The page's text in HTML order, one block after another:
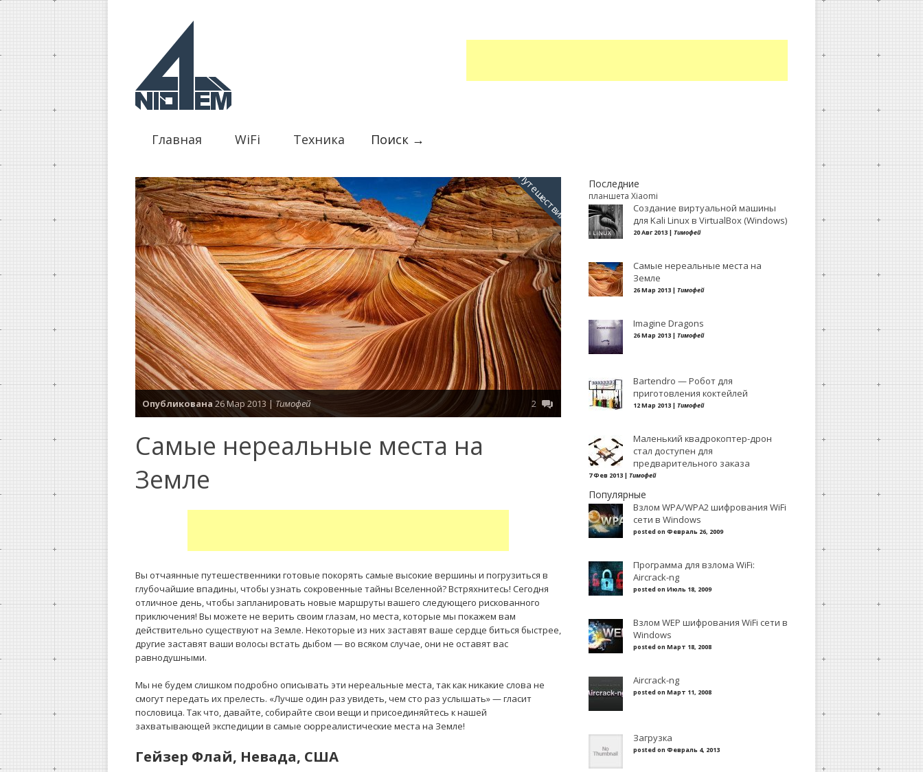
Главная WiFi Техника Поиск →
Путешествия
Опубликована 26 Мар 2013 | Тимофей 2
Самые нереальные места на
Земле
Вы отчаянные путешественники готовые покорять самые высокие вершины и погрузиться в
глубочайшие впадины, чтобы узнать сокровенные тайны Вселенной? Встряхнитесь! Сегодня
отличное день, чтобы запланировать новые маршруты вашего следующего рискованного
приключения! Вы можете не верить своим глазам, но места, которые мы покажем вам
действительно существуют на Земле. Некоторые из них заставят ваше сердце биться быстрее,
другие заставят ваши волосы встать дыбом — во всяком случае, они не оставят вас
равнодушными.
Мы не будем слишком подробно описывать эти нереальные места, так как никакие слова не
смогут передать их прелесть. «Лучше один раз увидеть, чем сто раз услышать» — гласит
пословица. Так что, давайте, собирайте свои вещи и присоединяйтесь к нашей
захватывающей экспедиции в самые сюрреалистические места на Земле!
Гейзер Флай, Невада, США
Последние
планшета Xiaomi
Создание виртуальной машины
для Kali Linux в VirtualBox (Windows)
20 Авг 2013 | Тимофей
Самые нереальные места на
Земле
26 Мар 2013 | Тимофей
Imagine Dragons
26 Мар 2013 | Тимофей
Bartendro — Робот для
приготовления коктейлей
12 Мар 2013 | Тимофей
Маленький квадрокоптер-дрон
стал доступен для
предварительного заказа
7 Фев 2013 | Тимофей
Популярные
Взлом WPA/WPA2 шифрования WiFi
сети в Windows
posted on Февраль 26, 2009
Программа для взлома WiFi:
Aircrack-ng
posted on Июль 18, 2009
Взлом WEP шифрования WiFi сети в
Windows
posted on Март 18, 2008
Aircrack-ng
posted on Март 11, 2008
Загрузка
posted on Февраль 4, 2013